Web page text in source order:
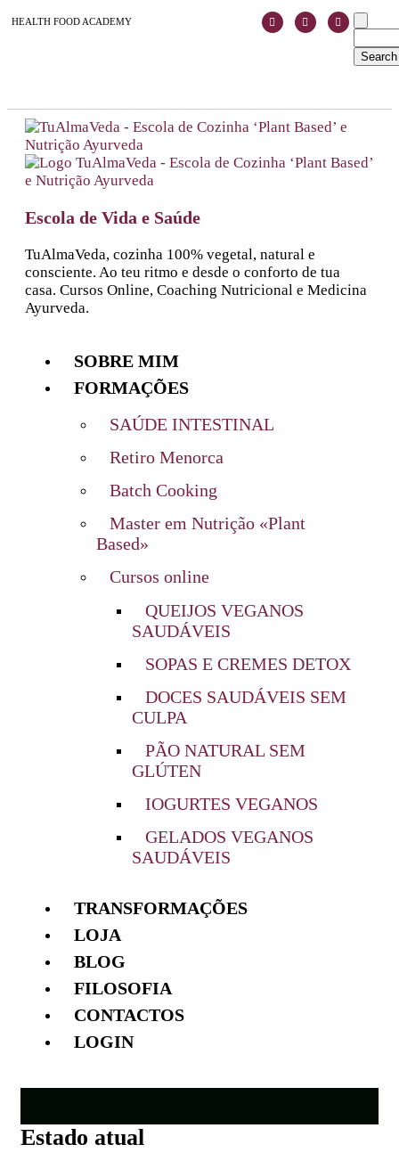
HEALTH FOOD ACADEMY
Escola de Vida e Saúde
TuAlmaVeda, cozinha 100% vegetal, natural e
consciente. Ao teu ritmo e desde o conforto de tua
casa. Cursos Online, Coaching Nutricional e Medicina
Ayurveda.
SOBRE MIM
FORMAÇÕES
SAÚDE INTESTINAL
Retiro Menorca
Batch Cooking
Master em Nutrição «Plant
Based»
Cursos online
QUEIJOS VEGANOS
SAUDÁVEIS
SOPAS E CREMES DETOX
DOCES SAUDÁVEIS SEM
CULPA
PÃO NATURAL SEM
GLÚTEN
IOGURTES VEGANOS
GELADOS VEGANOS
SAUDÁVEIS
TRANSFORMAÇÕES
LOJA
BLOG
FILOSOFIA
CONTACTOS
LOGIN
Estado atual